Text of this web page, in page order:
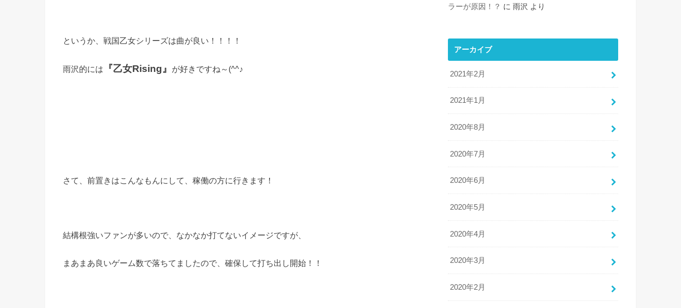
というか、戦国乙女シリーズは曲が良い！！！！
雨沢的には 『乙女Rising』 が好きですね～(^^♪
さて、前置きはこんなもんにして、稼働の方に行きます！
結構根強いファンが多いので、なかなか打てないイメージですが、
まあまあ良いゲーム数で落ちてましたので、確保して打ち出し開始！！
ラーが原因！？ に 雨沢 より
アーカイブ
2021年2月
2021年1月
2020年8月
2020年7月
2020年6月
2020年5月
2020年4月
2020年3月
2020年2月